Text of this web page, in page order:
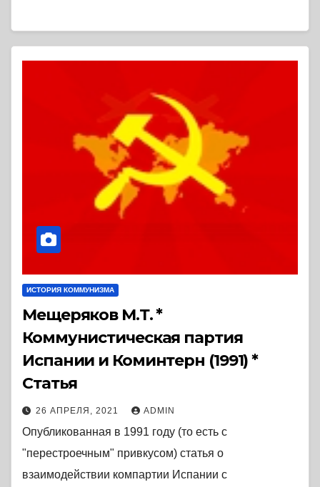
ИСТОРИЯ КОММУНИЗМА
Мещеряков М.Т. *
Коммунистическая партия
Испании и Коминтерн (1991) *
Статья
26 АПРЕЛЯ, 2021 ADMIN
Опубликованная в 1991 году (то есть с
"перестроечным" привкусом) статья о
взаимодействии компартии Испании с